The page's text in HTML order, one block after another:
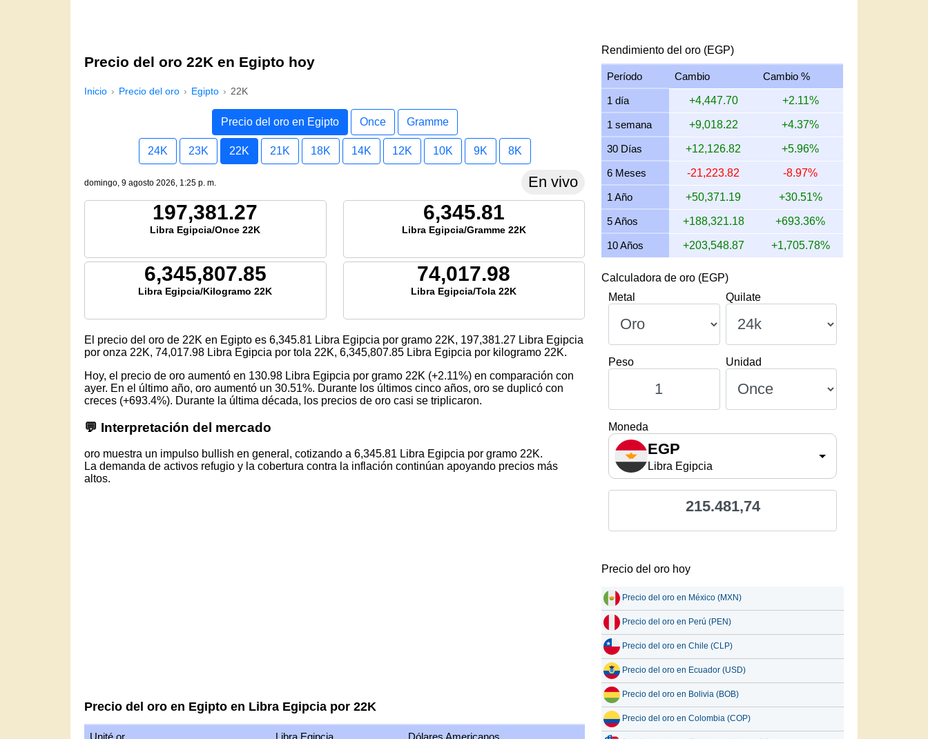
Precio del oro 22K en Egipto hoy
Inicio Precio del oro Egipto 22K
Precio del oro en Egipto Once Gramme
24K 23K 22K 21K 18K 14K 12K 10K 9K 8K
domingo, 9 agosto 2026, 1:25 p. m. En vivo
197,381.27
Libra Egipcia/Once 22K
6,345.81
Libra Egipcia/Gramme 22K
6,345,807.85
Libra Egipcia/Kilogramo 22K
74,017.98
Libra Egipcia/Tola 22K
El precio del oro de 22K en Egipto es 6,345.81 Libra Egipcia por gramo 22K, 197,381.27 Libra Egipcia
por onza 22K, 74,017.98 Libra Egipcia por tola 22K, 6,345,807.85 Libra Egipcia por kilogramo 22K.
Hoy, el precio de oro aumentó en 130.98 Libra Egipcia por gramo 22K (+2.11%) en comparación con
ayer. En el último año, oro aumentó un 30.51%. Durante los últimos cinco años, oro se duplicó con
creces (+693.4%). Durante la última década, los precios de oro casi se triplicaron.
💬 Interpretación del mercado
oro muestra un impulso bullish en general, cotizando a 6,345.81 Libra Egipcia por gramo 22K.
La demanda de activos refugio y la cobertura contra la inflación continúan apoyando precios más
altos.
Precio del oro en Egipto en Libra Egipcia por 22K
Rendimiento del oro (EGP)
Período Cambio Cambio %
1 día +4,447.70 +2.11%
1 semana +9,018.22 +4.37%
30 Días +12,126.82 +5.96%
6 Meses -21,223.82 -8.97%
1 Año +50,371.19 +30.51%
5 Años +188,321.18 +693.36%
10 Años +203,548.87 +1,705.78%
Calculadora de oro (EGP)
Metal
Quilate
Peso Unidad
Moneda
EGP
Libra Egipcia
215.481,74
Precio del oro hoy
Precio del oro en México (MXN)
Precio del oro en Perú (PEN)
Precio del oro en Chile (CLP)
Precio del oro en Ecuador (USD)
Precio del oro en Bolivia (BOB)
Precio del oro en Colombia (COP)